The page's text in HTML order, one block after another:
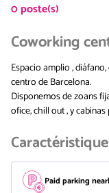
0poste(s)
Coworking
Espacio amplio ,
centro de Barcelona.
Disponemos de zoans
ofice, chill out , y cabinas
Paid parking